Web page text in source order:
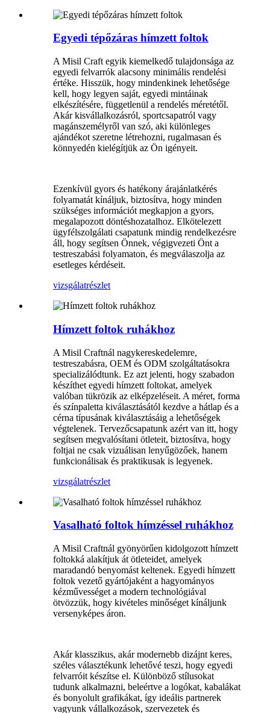
Egyedi tépőzáras hímzett foltok
A Misil Craft egyik kiemelkedő tulajdonsága az
egyedi felvarrók alacsony minimális rendelési
értéke. Hisszük, hogy mindenkinek lehetősége
kell, hogy legyen saját, egyedi mintáinak
elkészítésére, függetlenül a rendelés méretétől.
Akár kisvállalkozásról, sportcsapatról vagy
magánszemélyről van szó, aki különleges
ajándékot szeretne létrehozni, rugalmasan és
könnyedén kielégítjük az Ön igényeit.
Ezenkívül gyors és hatékony árajánlatkérés
folyamatát kínáljuk, biztosítva, hogy minden
szükséges információt megkapjon a gyors,
megalapozott döntéshozatalhoz. Elkötelezett
ügyfélszolgálati csapatunk mindig rendelkezésre
áll, hogy segítsen Önnek, végigvezeti Önt a
testreszabási folyamaton, és megválaszolja az
esetleges kérdéseit.
vizsgálatrészlet
Hímzett foltok ruhákhoz
A Misil Craftnál nagykereskedelemre,
testreszabásra, OEM és ODM szolgáltatásokra
specializálódtunk. Ez azt jelenti, hogy szabadon
készíthet egyedi hímzett foltokat, amelyek
valóban tükrözik az elképzeléseit. A méret, forma
és színpaletta kiválasztásától kezdve a hátlap és a
cérna típusának kiválasztásáig a lehetőségek
végtelenek. Tervezőcsapatunk azért van itt, hogy
segítsen megvalósítani ötleteit, biztosítva, hogy
foltjai ne csak vizuálisan lenyűgözőek, hanem
funkcionálisak és praktikusak is legyenek.
vizsgálatrészlet
Vasalható foltok hímzéssel ruhákhoz
A Misil Craftnál gyönyörűen kidolgozott hímzett
foltokká alakítjuk át ötleteidet, amelyek
maradandó benyomást keltenek. Egyedi hímzett
foltok vezető gyártójaként a hagyományos
kézművességet a modern technológiával
ötvözzük, hogy kivételes minőséget kínáljunk
versenyképes áron.
Akár klasszikus, akár modernebb dizájnt keres,
széles választékunk lehetővé teszi, hogy egyedi
felvarróit készítse el. Különböző stílusokat
tudunk alkalmazni, beleértve a logókat, kabalákat
és bonyolult grafikákat, így ideális partnerek
vagyunk vállalkozások, szervezetek és